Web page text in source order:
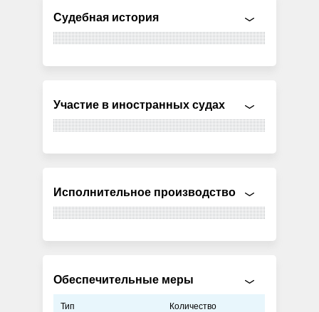
Судебная история
Участие в иностранных судах
Исполнительное производство
Обеспечительные меры
Тип Количество